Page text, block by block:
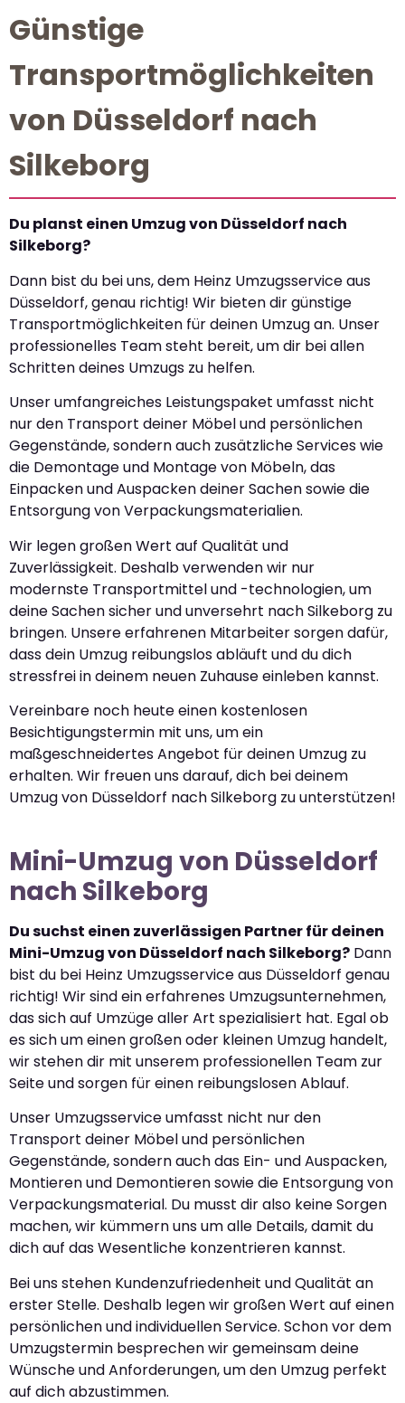
Günstige
Transportmöglichkeiten
von Düsseldorf nach
Silkeborg
Du planst einen Umzug von Düsseldorf nach
Silkeborg?
Dann bist du bei uns, dem Heinz Umzugsservice aus
Düsseldorf, genau richtig! Wir bieten dir günstige
Transportmöglichkeiten für deinen Umzug an. Unser
professionelles Team steht bereit, um dir bei allen
Schritten deines Umzugs zu helfen.
Unser umfangreiches Leistungspaket umfasst nicht
nur den Transport deiner Möbel und persönlichen
Gegenstände, sondern auch zusätzliche Services wie
die Demontage und Montage von Möbeln, das
Einpacken und Auspacken deiner Sachen sowie die
Entsorgung von Verpackungsmaterialien.
Wir legen großen Wert auf Qualität und
Zuverlässigkeit. Deshalb verwenden wir nur
modernste Transportmittel und -technologien, um
deine Sachen sicher und unversehrt nach Silkeborg zu
bringen. Unsere erfahrenen Mitarbeiter sorgen dafür,
dass dein Umzug reibungslos abläuft und du dich
stressfrei in deinem neuen Zuhause einleben kannst.
Vereinbare noch heute einen kostenlosen
Besichtigungstermin mit uns, um ein
maßgeschneidertes Angebot für deinen Umzug zu
erhalten. Wir freuen uns darauf, dich bei deinem
Umzug von Düsseldorf nach Silkeborg zu unterstützen!
Mini-Umzug von Düsseldorf
nach Silkeborg
Du suchst einen zuverlässigen Partner für deinen
Mini-Umzug von Düsseldorf nach Silkeborg? Dann
bist du bei Heinz Umzugsservice aus Düsseldorf genau
richtig! Wir sind ein erfahrenes Umzugsunternehmen,
das sich auf Umzüge aller Art spezialisiert hat. Egal ob
es sich um einen großen oder kleinen Umzug handelt,
wir stehen dir mit unserem professionellen Team zur
Seite und sorgen für einen reibungslosen Ablauf.
Unser Umzugsservice umfasst nicht nur den
Transport deiner Möbel und persönlichen
Gegenstände, sondern auch das Ein- und Auspacken,
Montieren und Demontieren sowie die Entsorgung von
Verpackungsmaterial. Du musst dir also keine Sorgen
machen, wir kümmern uns um alle Details, damit du
dich auf das Wesentliche konzentrieren kannst.
Bei uns stehen Kundenzufriedenheit und Qualität an
erster Stelle. Deshalb legen wir großen Wert auf einen
persönlichen und individuellen Service. Schon vor dem
Umzugstermin besprechen wir gemeinsam deine
Wünsche und Anforderungen, um den Umzug perfekt
auf dich abzustimmen.